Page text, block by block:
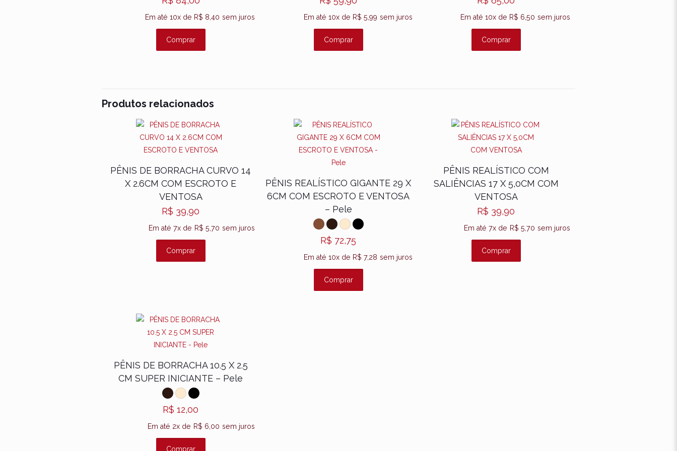
• Higienizar com sabão neutro antes e após o uso.
• Usar somente lubrificante à base de água.
• Produto apenas para brincadeira adulta.
PROIBIDO PARA MENORES DE 18 ANOS.
Video embedding powered by Webilop
Em até 10x de R$ 8,40 sem juros
Comprar
Em até 10x de R$ 5,99 sem juros
Comprar
Em até 10x de R$ 6,50 sem juros
Comprar
Produtos relacionados
PÊNIS DE BORRACHA CURVO 14
X 2.6CM COM ESCROTO E
VENTOSA
R$ 39,90
Em até 7x de R$ 5,70 sem juros
Comprar
PÊNIS REALÍSTICO GIGANTE 29 X
6CM COM ESCROTO E VENTOSA
– Pele
R$ 72,75
Em até 10x de R$ 7,28 sem juros
Comprar
PÊNIS REALÍSTICO COM
SALIÊNCIAS 17 X 5,0CM COM
VENTOSA
R$ 39,90
Em até 7x de R$ 5,70 sem juros
Comprar
PÊNIS DE BORRACHA 10.5 X 2.5
CM SUPER INICIANTE – Pele
R$ 12,00
Em até 2x de R$ 6,00 sem juros
Comprar